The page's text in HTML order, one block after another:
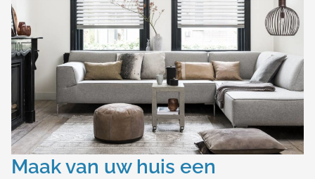
Maak van uw huis een